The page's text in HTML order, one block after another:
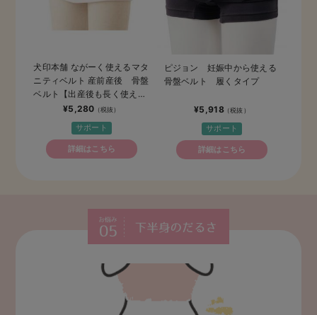
犬印本舗 ながーく使えるマタ
ニティベルト 産前産後 骨盤
ベルト【出産後も長く使え
¥5,280
サポート
詳細はこちら
ピジョン 妊娠中から使える
骨盤ベルト 履くタイプ
¥5,918
サポート
詳細はこちら